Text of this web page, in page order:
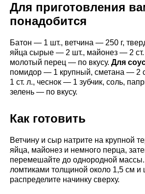
Для приготовления
понадобится
Батон — 1 шт., ветчина — 250 г,
яйца сырые — 2 шт., майонез — 2 ст.
молотый перец — по вкусу. Для
помидор — 1 крупный, сметана — 2
1 ст. л., чеснок — 1 зубчик, соль,
зелень — по вкусу.
Как готовить
Ветчину и сыр натрите на крупной
яйца, майонез и немного перца,
перемешайте до однородной
ломтиками толщиной около 1,5 см и
распределите начинку сверху.